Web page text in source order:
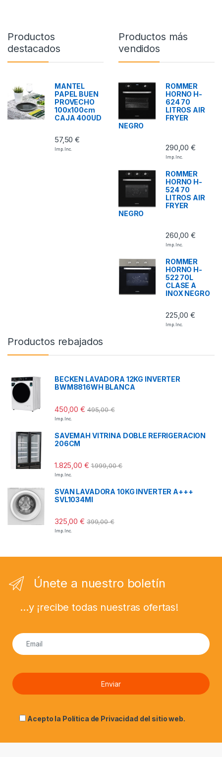
Productos
destacados
MANTEL
PAPEL BUEN
PROVECHO
100x100cm
CAJA 400UD
57,50€
Imp. Inc.
Productos más
vendidos
ROMMER
HORNO H-
624 70
LITROS AIR
FRYER
NEGRO
290,00€
Imp. Inc.
ROMMER
HORNO H-
524 70
LITROS AIR
FRYER
NEGRO
260,00€
Imp. Inc.
ROMMER
HORNO H-
522 70L
CLASE A
INOX NEGRO
225,00€
Imp. Inc.
Productos rebajados
BECKEN LAVADORA 12KG INVERTER
BWM8816WH BLANCA
450,00€ 495,00€
Imp. Inc.
SAVEMAH VITRINA DOBLE REFRIGERACION
206CM
1.825,00 € 1.999,00€
Imp. Inc.
SVAN LAVADORA 10KG INVERTER A+++
SVL1034MI
325,00€ 399,00€
Imp. Inc.
Únete a nuestro boletín
...y ¡recibe todas nuestras ofertas!
Acepto la Política de Privacidad del sitio web.